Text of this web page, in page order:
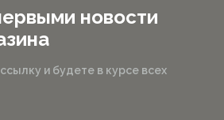
новости
и будете в курсе всех